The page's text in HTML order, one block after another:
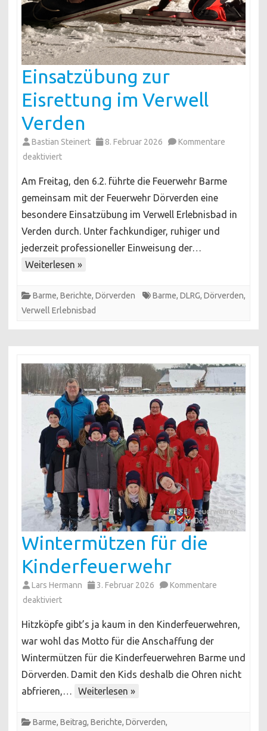
Einsatzübung zur
Eisrettung im Verwell
Verden
Bastian Steinert 8. Februar 2026
Kommentare
deaktiviertfür
zur
Eisrettung
im
Verwell
Verden
Am Freitag, den 6.2. führte die Feuerwehr Barme
gemeinsam mit der Feuerwehr Dörverden eine
besondere Einsatzübung im Verwell Erlebnisbad in
Verden durch. Unter fachkundiger, ruhiger und
jederzeit professioneller Einweisung der…
Weiterlesen »
Barme, Berichte, Dörverden Barme, DLRG, Dörverden,
Verwell Erlebnisbad
Wintermützen für die
Kinderfeuerwehr
Lars Hermann 3. Februar 2026
Kommentare
deaktiviertfür
für
die
Kinderfeuerwehr
Hitzköpfe gibt’s ja kaum in den Kinderfeuerwehren,
war wohl das Motto für die Anschaffung der
Wintermützen für die Kinderfeuerwehren Barme und
Dörverden. Damit den Kids deshalb die Ohren nicht
abfrieren,…
Weiterlesen »
Barme, Beitrag, Berichte, Dörverden,